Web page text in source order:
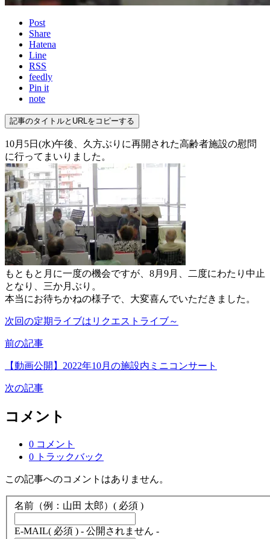
Post
Share
Hatena
Line
RSS
feedly
Pin it
note
記事のタイトルとURLをコピーする
10月5日(水)午後、久方ぶりに再開された高齢者施設の慰問
に行ってまいりました。
もともと月に一度の機会ですが、8月9月、二度にわたり中止
となり、三か月ぶり。
本当にお待ちかねの様子で、大変喜んでいただきました。
次回の定期ライブはリクエストライブ～
前の記事
【動画公開】2022年10月の施設内ミニコンサート
次の記事
コメント
0 コメント
0 トラックバック
この記事へのコメントはありません。
名前（例：山田 太郎） ( 必須 )
E-MAIL( 必須 ) - 公開されません -